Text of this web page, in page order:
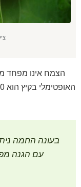
הצמח אינו מפחד
בעונה החמה
עם הגנה